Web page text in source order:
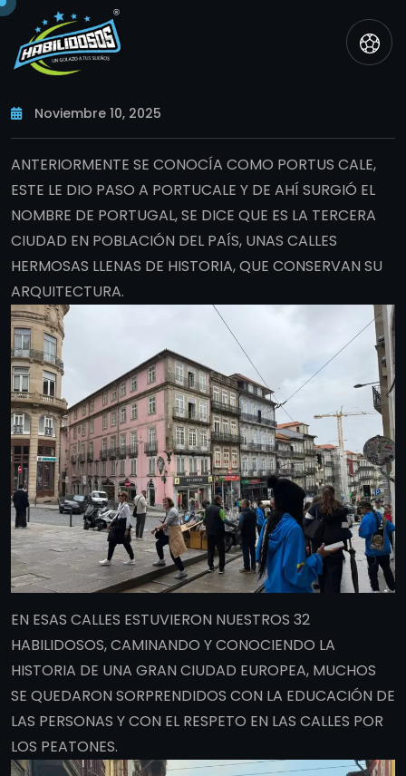
SKIP TO CONTENT
Noviembre 10, 2025
ANTERIORMENTE SE CONOCÍA COMO PORTUS CALE,
ESTE LE DIO PASO A PORTUCALE Y DE AHÍ SURGIÓ EL
NOMBRE DE PORTUGAL, SE DICE QUE ES LA TERCERA
CIUDAD EN POBLACIÓN DEL PAÍS, UNAS CALLES
HERMOSAS LLENAS DE HISTORIA, QUE CONSERVAN SU
ARQUITECTURA.
EN ESAS CALLES ESTUVIERON NUESTROS 32
HABILIDOSOS, CAMINANDO Y CONOCIENDO LA
HISTORIA DE UNA GRAN CIUDAD EUROPEA, MUCHOS
SE QUEDARON SORPRENDIDOS CON LA EDUCACIÓN DE
LAS PERSONAS Y CON EL RESPETO EN LAS CALLES POR
LOS PEATONES.